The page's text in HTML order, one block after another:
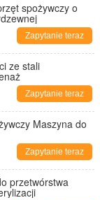
spożywczy o
Zapytanie teraz
ze stali
Zapytanie teraz
Maszyna do
Zapytanie teraz
przetwórstwa